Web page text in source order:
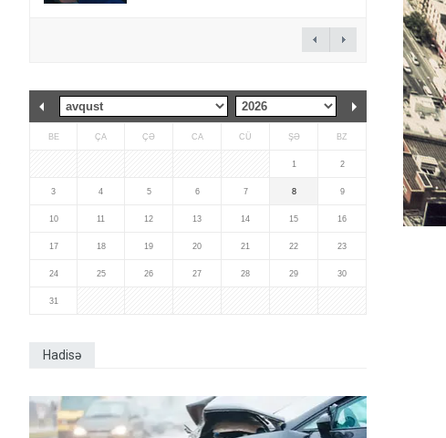
BE ÇA ÇƏ CA CÜ ŞƏ BZ
1 2
3 4 5 6 7 8 9
10 11 12 13 14 15 16
17 18 19 20 21 22 23
24 25 26 27 28 29 30
31
Hadisə